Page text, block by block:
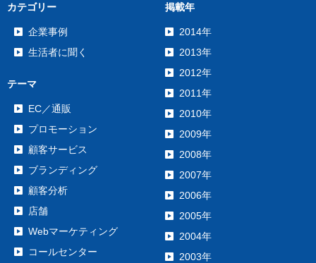
カテゴリー
企業事例
生活者に聞く
テーマ
EC／通販
プロモーション
顧客サービス
ブランディング
顧客分析
店舗
Webマーケティング
コールセンター
掲載年
2014年
2013年
2012年
2011年
2010年
2009年
2008年
2007年
2006年
2005年
2004年
2003年